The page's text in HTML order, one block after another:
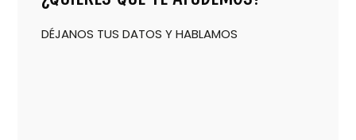
DÉJANOS TUS DATOS Y HABLAMOS